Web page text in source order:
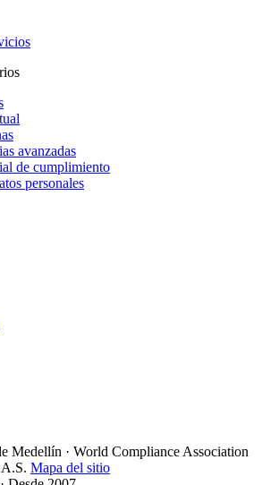
avanzadas
de cumplimiento
personales
Medellín · World Compliance Association
Mapa del sitio